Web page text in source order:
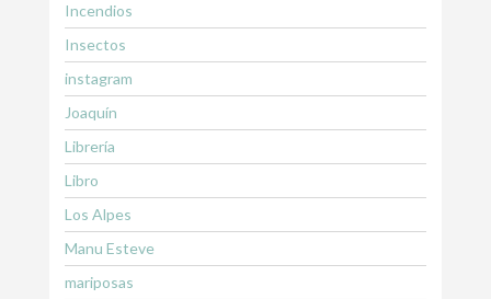
Incendios
Insectos
instagram
Joaquín
Librería
Libro
Los Alpes
Manu Esteve
mariposas